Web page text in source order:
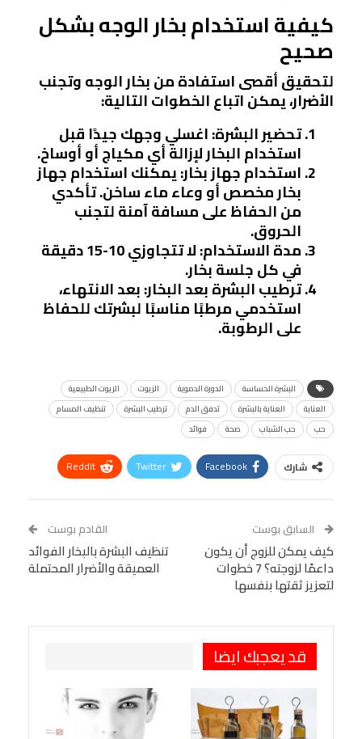
كيفية استخدام بخار الوجه بشكل
صحيح
لتحقيق أقصى استفادة من بخار الوجه وتجنب
الأضرار، يمكن اتباع الخطوات التالية:
تحضير البشرة: اغسلي وجهك جيدًا قبل
استخدام البخار لإزالة أي مكياج أو أوساخ.
استخدام جهاز بخار: يمكنك استخدام جهاز
بخار مخصص أو وعاء ماء ساخن. تأكدي
من الحفاظ على مسافة آمنة لتجنب
الحروق.
مدة الاستخدام : لا تتجاوزي 10-15 دقيقة
في كل جلسة بخار.
ترطيب البشرة بعد البخار: بعد الانتهاء،
استخدمي مرطبًا مناسبًا لبشرتك للحفاظ
على الرطوبة.
البشرة الحساسة الدورة الدموية الزيوت
الزيوت الطبيعية
العناية
العناية بالبشرة تدفق الدم ترطيب البشرة
تنظيف المسام
حب
حب الشباب صحة فوائد
شارك Facebook
Twitter
ReddIt
Tumblr
البريد الإلكتروني
StumbleUpon
VK
Digg
LINE
BlackBerry
Viber
السابق بوست
كيف يمكن للزوج أن يكون
داعمًا لزوجته؟ 7 خطوات
لتعزيز ثقتها بنفسها
القادم بوست
تنظيف البشرة بالبخار الفوائد
العميقة والأضرار المحتملة
قد يعجبك ايضا